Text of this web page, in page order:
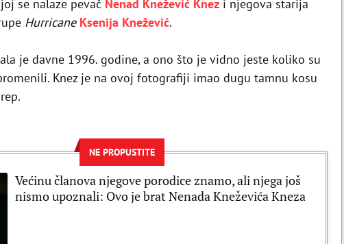
se nalaze pevač Nenad Knežević Knez i njegova starija
Hurricane Ksenija Knežević.
je davne 1996. godine, a ono što je vidno jeste koliko su
Knez je na ovoj fotografiji imao dugu tamnu kosu
NE PROPUSTITE
Većinu članova njegove porodice znamo, ali njega još
nismo upoznali: Ovo je brat Nenada Kneževića Kneza